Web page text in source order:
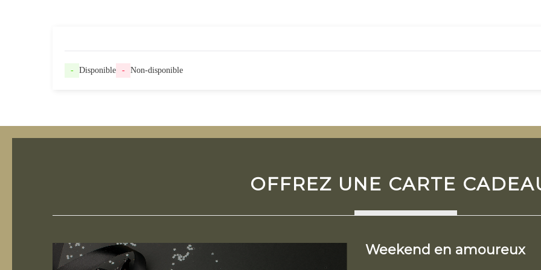
- Disponible - Non-disponible
OFFREZ UNE CARTE
Weekend en amoureux